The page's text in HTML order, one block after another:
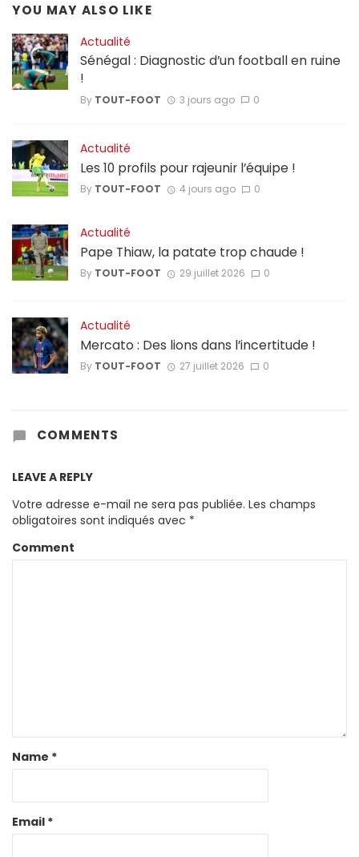
YOU MAY ALSO LIKE
Actualité
Sénégal : Diagnostic d’un football en ruine
!
By TOUT-FOOT 3 jours ago 0
Actualité
Les 10 profils pour rajeunir l’équipe !
By TOUT-FOOT 4 jours ago 0
Actualité
Pape Thiaw, la patate trop chaude !
By TOUT-FOOT 29 juillet 2026 0
Actualité
Mercato : Des lions dans l’incertitude !
By TOUT-FOOT 27 juillet 2026 0
COMMENTS
LEAVE A REPLY
Votre adresse e-mail ne sera pas publiée. Les champs
obligatoires sont indiqués avec *
Comment
Name *
Email *